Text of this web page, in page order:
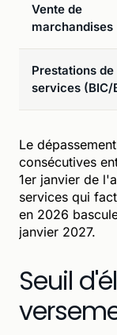
Vente de
marchandises
Prestations de
services (BIC/
Le
consécutives
1er janvier de
services qui
en 2026
janvier 2027.
Seuil